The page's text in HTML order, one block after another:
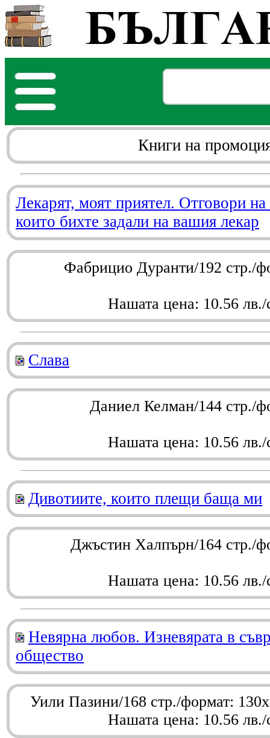
Книги на
Лекарят, моят приятел. Отговори
които бихте задали на вашия лекар
Фабрицио Дуранти/192 стр./
Нашата цена: 10.56 лв./
Слава
Даниел Келман/144 стр./
Нашата цена: 10.56 лв./
Дивотиите, които плещи баща ми
Джъстин Халпърн/164 стр./
Нашата цена: 10.56 лв./
Невярна любов. Изневярата в
общество
Уили Пазини/168 стр./формат:
Нашата цена: 10.56 лв./